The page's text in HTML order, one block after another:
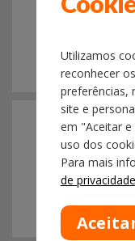
DE ORIGEM
CARGAS
PROCESSO
Utilizamos
reconhecer
preferências,
site e
em "Aceitar
uso dos
Para mais
de privacidade